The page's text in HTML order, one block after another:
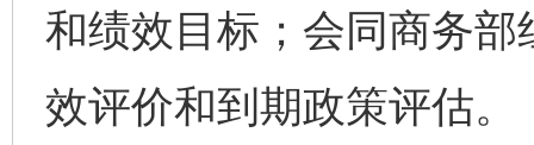
和绩效目标；会同商务
效评价和到期政策评估。